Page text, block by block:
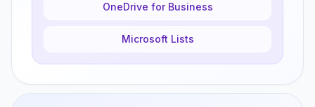
OneDrive for Business
Microsoft Lists